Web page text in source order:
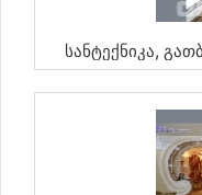
Სანტექნიკა,